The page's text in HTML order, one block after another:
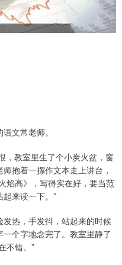
文常老师。
，教室里生了个小炭火盆，窗
抱着一摞作文本走上讲台，
焰高》，写得实在好，要当范
来读一下。”
热，手发抖，站起来的时候
个字地念完了。教室里静了
不错。”